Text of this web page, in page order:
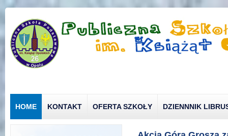
HOME KONTAKT OFERTA SZKOŁY DZIENNNIK